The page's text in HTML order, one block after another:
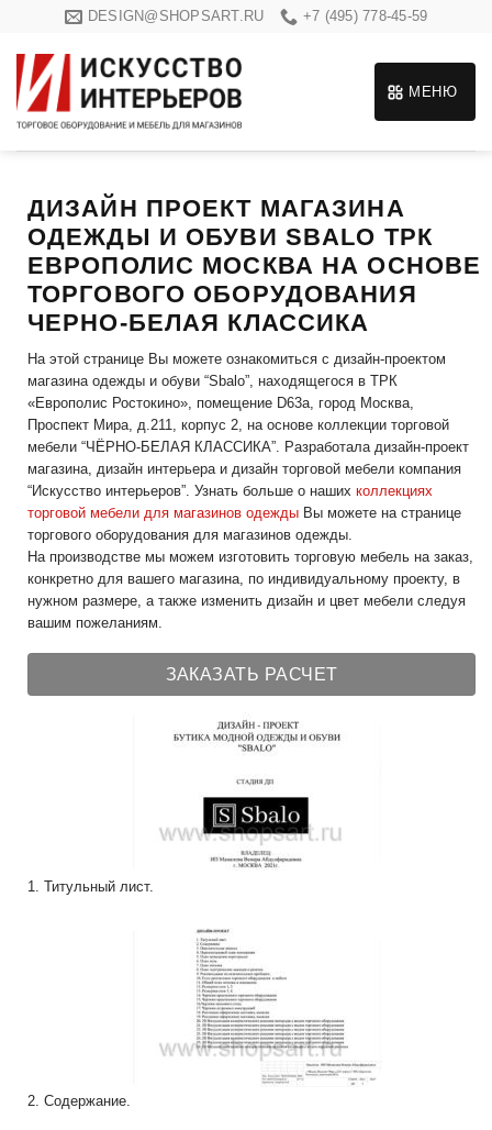
content
DESIGN@SHOPSART.RU +7 (495) 778-45-59
МЕНЮ
ДИЗАЙН ПРОЕКТ МАГАЗИНА
ОДЕЖДЫ И ОБУВИ SBALO ТРК
ЕВРОПОЛИС МОСКВА НА ОСНОВЕ
ТОРГОВОГО ОБОРУДОВАНИЯ
ЧЕРНО-БЕЛАЯ КЛАССИКА
На этой странице Вы можете ознакомиться с дизайн-проектом
магазина одежды и обуви “Sbalo”, находящегося в ТРК
«Европолис Ростокино», помещение D63а, город Москва,
Проспект Мира, д.211, корпус 2, на основе коллекции торговой
мебели “ЧЁРНО-БЕЛАЯ КЛАССИКА”. Разработала дизайн-проект
магазина, дизайн интерьера и дизайн торговой мебели компания
“Искусство интерьеров”. Узнать больше о наших коллекциях
торговой мебели для магазинов одежды Вы можете на странице
торгового оборудования для магазинов одежды.
На производстве мы можем изготовить торговую мебель на заказ,
конкретно для вашего магазина, по индивидуальному проекту, в
нужном размере, а также изменить дизайн и цвет мебели следуя
вашим пожеланиям.
ЗАКАЗАТЬ РАСЧЕТ
1. Титульный лист.
2. Содержание.